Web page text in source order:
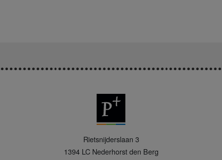
Rietsnijderslaan 3
1394 LC Nederhorst den Berg